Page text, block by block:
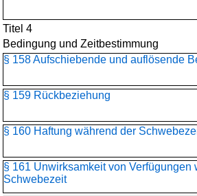
Titel 4
Bedingung und Zeitbestimmung
§ 158 Aufschiebende und auflösende
§ 159 Rückbeziehung
§ 160 Haftung während der
§ 161 Unwirksamkeit von Verfügungen
Schwebezeit